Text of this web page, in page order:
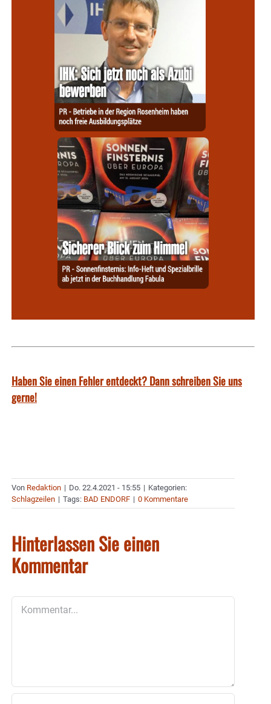
Haben Sie einen Fehler entdeckt? Dann schreiben Sie uns
gerne!
Von Redaktion | Do. 22.4.2021 - 15:55 | Kategorien:
Schlagzeilen | Tags: BAD ENDORF | 0 Kommentare
Hinterlassen Sie einen
Kommentar